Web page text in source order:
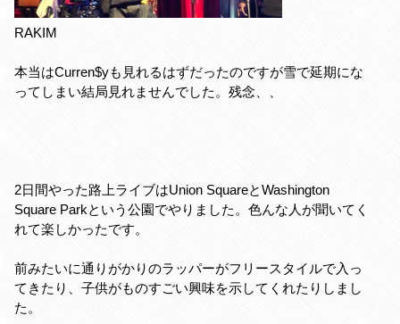
RAKIM
本当はCurren$yも見れるはずだったのですが雪で延期にな
ってしまい結局見れませんでした。残念、、
2日間やった路上ライブはUnion SquareとWashington
Square Parkという公園でやりました。色んな人が聞いてく
れて楽しかったです。
前みたいに通りがかりのラッパーがフリースタイルで入っ
てきたり、子供がものすごい興味を示してくれたりしまし
た。